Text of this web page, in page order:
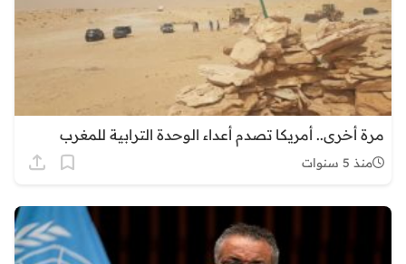
مرة أخرى.. أمريكا تصدم أعداء الوحدة الترابية للمغرب
منذ 5 سنوات